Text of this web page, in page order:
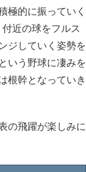
極的に振っていく
近の球をフルス
ジしていく姿勢を
いう野球に凄みを
根幹となっていき
の飛躍が楽しみに